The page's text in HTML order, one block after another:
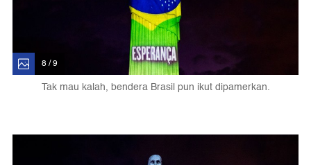
8 / 9
Tak mau kalah, bendera Brasil pun ikut dipamerkan.